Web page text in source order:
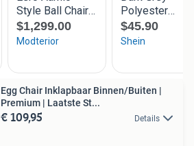
Egg Chair Inklapbaar Binnen/Buiten |
Premium | Laatste St...
€ 109,95 Details